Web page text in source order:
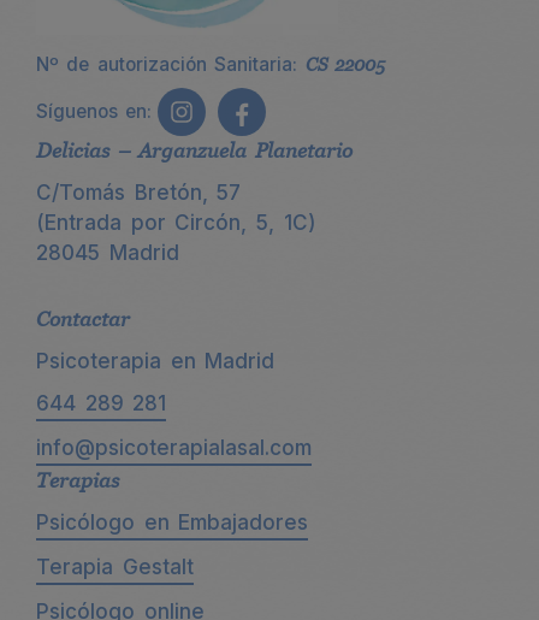
Nº de autorización Sanitaria: CS 22005
Síguenos en:
Delicias – Arganzuela Planetario
C/Tomás Bretón, 57
(Entrada por Circón, 5, 1C)
28045 Madrid
Contactar
Psicoterapia en Madrid
644 289 281
info@psicoterapialasal.com
Terapias
Psicólogo en Embajadores
Terapia Gestalt
Psicólogo online